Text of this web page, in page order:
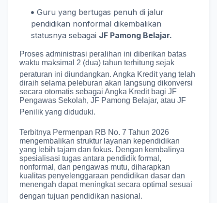
Guru yang bertugas penuh di jalur
pendidikan nonformal dikembalikan
statusnya sebagai JF Pamong Belajar.
Proses administrasi peralihan ini diberikan batas
waktu maksimal 2 (dua) tahun terhitung sejak
peraturan ini diundangkan. Angka Kredit yang telah
diraih selama peleburan akan langsung dikonversi
secara otomatis sebagai Angka Kredit bagi JF
Pengawas Sekolah, JF Pamong Belajar, atau JF
Penilik yang diduduki.
Terbitnya Permenpan RB No. 7 Tahun 2026
mengembalikan struktur layanan kependidikan
yang lebih tajam dan fokus. Dengan kembalinya
spesialisasi tugas antara pendidik formal,
nonformal, dan pengawas mutu, diharapkan
kualitas penyelenggaraan pendidikan dasar dan
menengah dapat meningkat secara optimal sesuai
dengan tujuan pendidikan nasional .